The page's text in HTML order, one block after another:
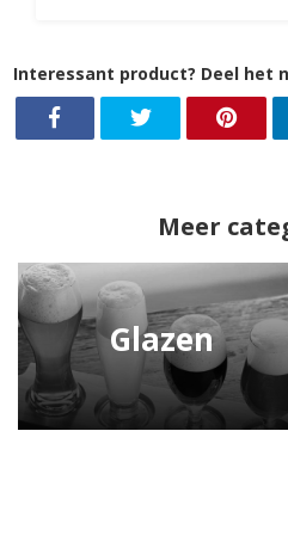
Interessant product? Deel het
Meer
Glazen